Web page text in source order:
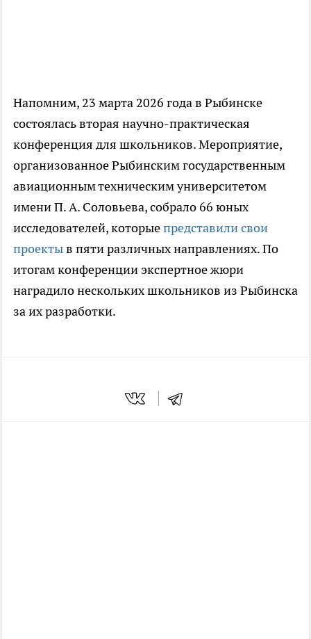
Напомним, 23 марта 2026 года в Рыбинске
состоялась вторая научно-практическая
конференция для школьников. Мероприятие,
организованное Рыбинским государственным
авиационным техническим университетом
имени П. А. Соловьева, собрало 66 юных
исследователей, которыепредставили свои
проектыв пяти различных направлениях. По
итогам конференции экспертное жюри
наградило нескольких школьников из Рыбинска
за их разработки.